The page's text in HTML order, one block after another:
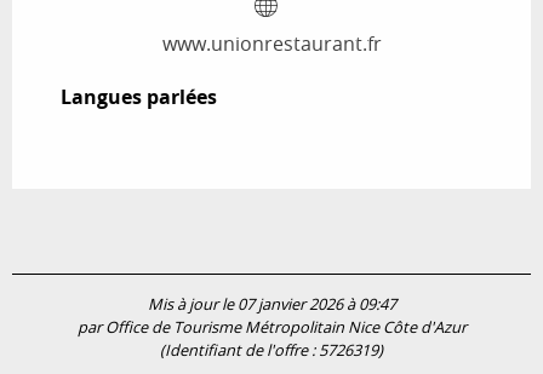
www.unionrestaurant.fr
Langues parlées
Langues parlées
Mis à jour le 07 janvier 2026 à 09:47
par Office de Tourisme Métropolitain Nice Côte d'Azur
(Identifiant de l'offre :5726319)